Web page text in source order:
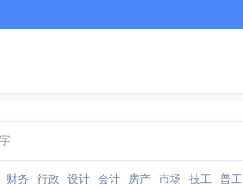
财务 行政 设计 会计 房产 市场 技工 普工